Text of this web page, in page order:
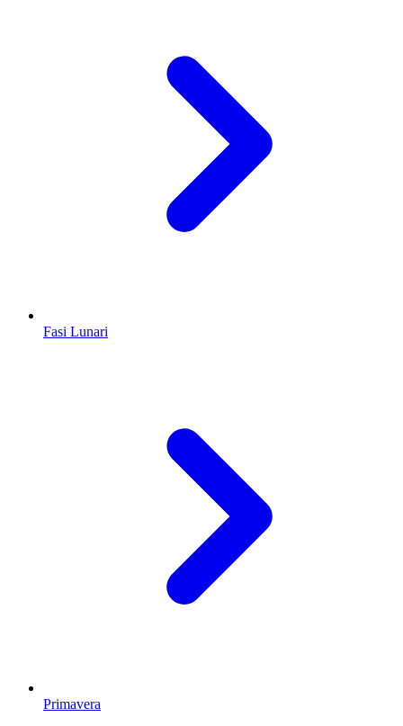
Fasi Lunari
Primavera